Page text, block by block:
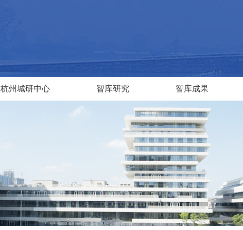
杭州城研中心 智库研究 智库成果